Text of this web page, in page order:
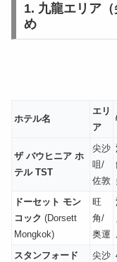
1. 九龍エリア
め
ホテル名
エリ
ア
ザ バウヒニア ホ
テル TST
尖沙
咀/
佐敦
ドーセット モン
コック (Dorsett
Mongkok)
旺
角/
奥運
スタンフォード
尖沙